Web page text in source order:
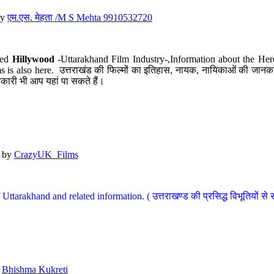
एम.एस. मेहता /M S Mehta 9910532720
Hillywood-Uttarakhand Film Industry-,Information about the
also here. उत्तराखंड की फिल्मों का इतिहास, नायक, नायिकाओं की
भी आप यहां पा सकते हैं।
by CrazyUK_Films
and related information. ( उत्तराखण्ड की प्रसिद्ध विभूतियों से
Bhishma Kukreti